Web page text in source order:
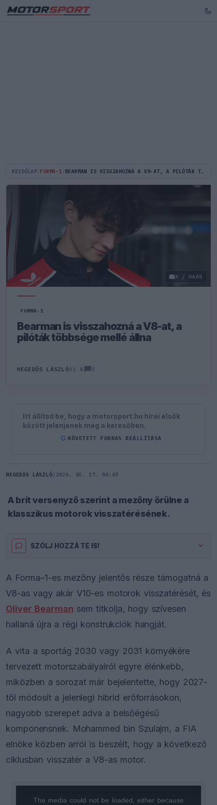
KEZDŐLAP FORMA-1 BEARMAN IS VISSZAHOZNÁ A V8-AT, A PILÓTÁK TÖBBSÉGE MELLÉ ÁLLNA
X / HAAS
FORMA-1
Bearman is visszahozná a V8-at, a
pilóták többsége mellé állna
HEGEDŰS LÁSZLÓ81 N 0
Itt állítsd be, hogy a motorsport.hu hírei elsők
között jelenjenek meg a keresőben.
G KÖVETETT FORRÁS BEÁLLÍTÁSA
HEGEDŰS LÁSZLÓ/ 2026. 05. 17. 04:43
A brit versenyző szerint a mezőny örülne a
klasszikus motorok visszatérésének.
SZÓLJ HOZZÁ TE IS!
A Forma–1-es mezőny jelentős része támogatná a
V8-as vagy akár V10-es motorok visszatérését, és
Oliver Bearman sem titkolja, hogy szívesen
hallaná újra a régi konstrukciók hangját.
A vita a sportág 2030 vagy 2031 környékére
tervezett motorszabályairól egyre élénkebb,
miközben a sorozat már bejelentette, hogy 2027-
től módosít a jelenlegi hibrid erőforrásokon,
nagyobb szerepet adva a belsőégésű
komponensnek. Mohammed bin Szulajm, a FIA
elnöke közben arról is beszélt, hogy a következő
ciklusban visszatér a V8-as motor.
The media could not be loaded, either because